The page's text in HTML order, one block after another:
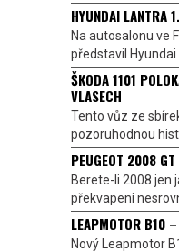
HYUNDAI LANTRA
Na autosalonu ve
představil Hyundai
ŠKODA 1101
VLASECH
Tento vůz ze
pozoruhodnou
PEUGEOT 2008
Berete-li 2008 jen
překvapeni
LEAPMOTOR B10
Nový Leapmotor